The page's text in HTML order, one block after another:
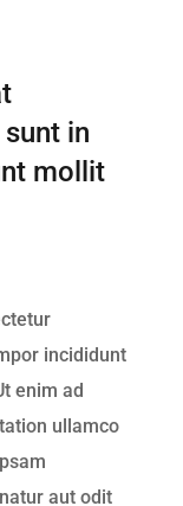
in
mollit
incididunt
enim ad
ullamco
aut odit